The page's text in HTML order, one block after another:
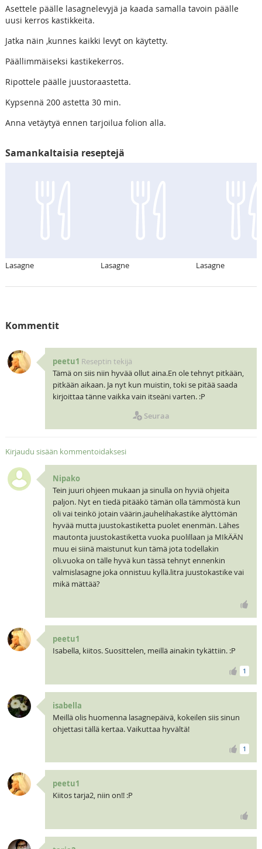
Asettele päälle lasagnelevyjä ja kaada samalla tavoin päälle
uusi kerros kastikkeita.
Jatka näin ,kunnes kaikki levyt on käytetty.
Päällimmäiseksi kastikekerros.
Ripottele päälle juustoraastetta.
Kypsennä 200 astetta 30 min.
Anna vetäytyä ennen tarjoilua folion alla.
Samankaltaisia reseptejä
Lasagne Lasagne Lasagne
Kommentit
peetu1 Reseptin tekijä
Tämä on siis niin hyvää ollut aina.En ole tehnyt pitkään,
pitkään aikaan. Ja nyt kun muistin, toki se pitää saada
kirjoittaa tänne vaikka vain itseäni varten. :P
Seuraa
Kirjaudu sisään kommentoidaksesi
Nipako
Tein juuri ohjeen mukaan ja sinulla on hyviä ohjeita
paljon. Nyt en tiedä pitääkö tämän olla tämmöstä kun
oli vai teinkö jotain väärin.jauhelihakastike älyttömän
hyvää mutta juustokastiketta puolet enenmän. Lähes
mautonta juustokastiketta vuoka puolillaan ja MIkÄÄN
muu ei siinä maistunut kun tämä jota todellakin
oli.vuoka on tälle hyvä kun tässä tehnyt ennenkin
valmislasagne joka onnistuu kyllä.litra juustokastike vai
mikä mättää?
peetu1
Isabella, kiitos. Suosittelen, meillä ainakin tykättiin. :P
1
isabella
Meillä olis huomenna lasagnepäivä, kokeilen siis sinun
ohjettasi tällä kertaa. Vaikuttaa hyvältä!
1
peetu1
Kiitos tarja2, niin on!! :P